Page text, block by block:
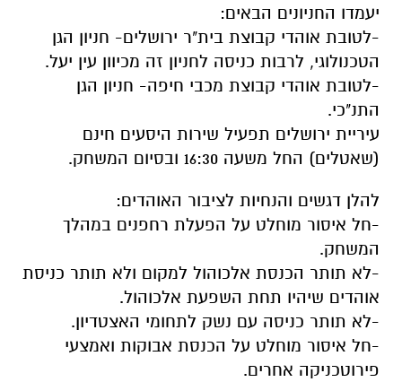
יעמדו החניונים הבאים:
-לטובת אוהדי קבוצת בית"ר ירושלים- חניון הגן
הטכנולוגי, לרבות כניסה לחניון זה מכיוון עין יעל.
-לטובת אוהדי קבוצת מכבי חיפה- חניון הגן
התנ"כי.
עיריית ירושלים תפעיל שירות היסעים חינם
(שאטלים) החל משעה 16:30 ובסיום המשחק.
להלן דגשים והנחיות לציבור האוהדים:
-חל איסור מוחלט על הפעלת רחפנים במהלך
המשחק.
-לא תותר הכנסת אלכוהול למקום ולא תותר כניסת
אוהדים שיהיו תחת השפעת אלכוהול.
-לא תותר כניסה עם נשק לתחומי האצטדיון.
-חל איסור מוחלט על הכנסת אבוקות ואמצעי
פירוטכניקה אחרים.